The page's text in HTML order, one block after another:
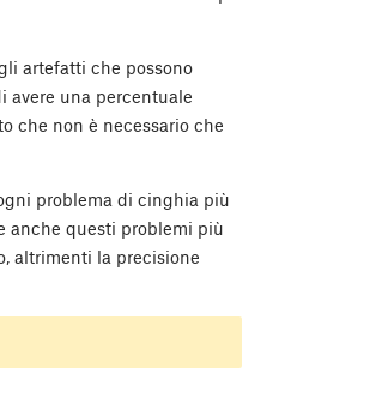
artefatti che possono
avere una percentuale
che non è necessario che
problema di cinghia più
anche questi problemi più
altrimenti la precisione